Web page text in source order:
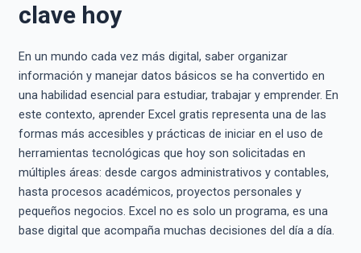
clave hoy
En un mundo cada vez más digital, saber organizar
información y manejar datos básicos se ha convertido en
una habilidad esencial para estudiar, trabajar y emprender. En
este contexto, aprender Excel gratis representa una de las
formas más accesibles y prácticas de iniciar en el uso de
herramientas tecnológicas que hoy son solicitadas en
múltiples áreas: desde cargos administrativos y contables,
hasta procesos académicos, proyectos personales y
pequeños negocios. Excel no es solo un programa, es una
base digital que acompaña muchas decisiones del día a día.